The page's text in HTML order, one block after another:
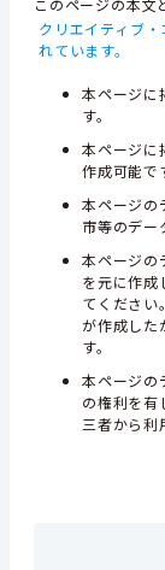
このページの本文
クリエイティブ
れています。
本ページに
す。
本ページに
作成可能で
本ページの
市等のデー
本ページの
を元に作成
てください
が作成した
す。
本ページの
の権利を有
三者から利